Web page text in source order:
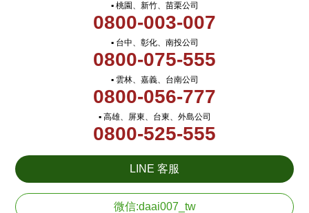
▪ 桃園、新竹、苗栗公司
0800-003-007
▪ 台中、彰化、南投公司
0800-075-555
▪ 雲林、嘉義、台南公司
0800-056-777
▪ 高雄、屏東、台東、外島公司
0800-525-555
LINE 客服
微信:daai007_tw